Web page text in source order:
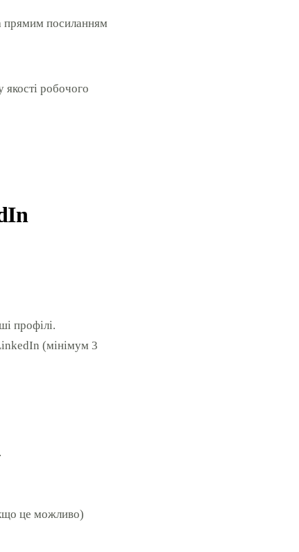
прямим посиланням
якості робочого
профілі.
(мінімум 3
це можливо)